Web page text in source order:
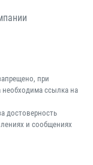
при
ссылка на
достоверность
и сообщениях